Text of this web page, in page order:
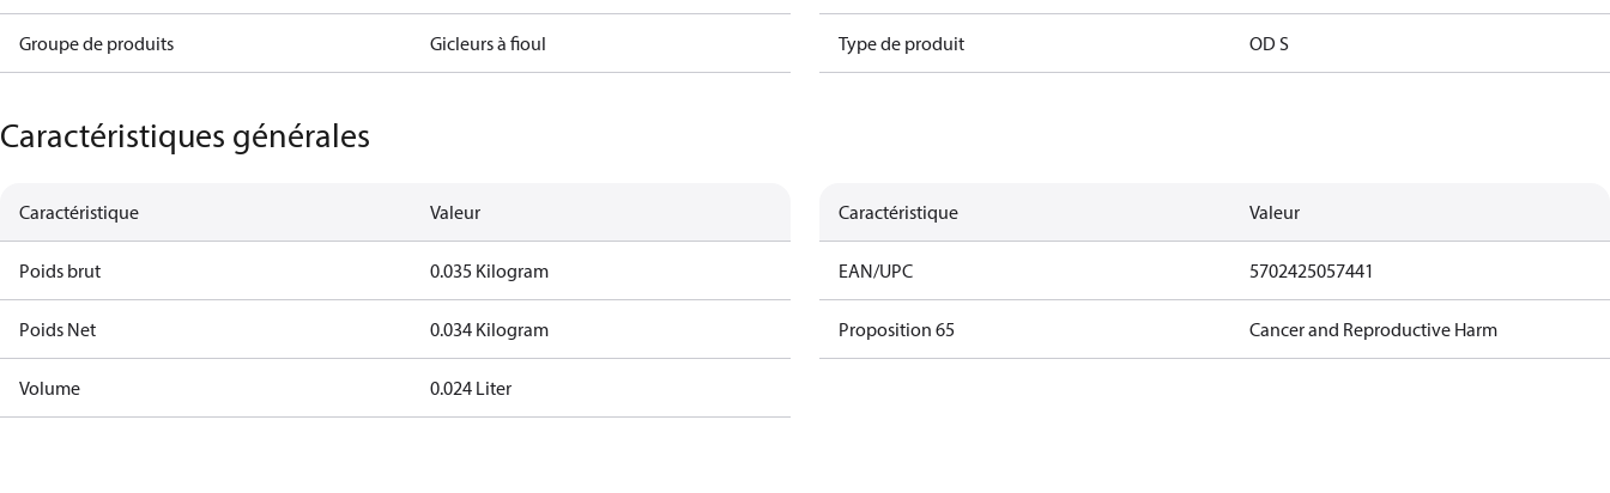
Groupe de produits Gicleurs à fioul Type de produit OD S
Caractéristiques générales
Caractéristique Valeur
Poids brut 0.035 Kilogram
Poids Net 0.034 Kilogram
Volume 0.024 Liter
Caractéristique Valeur
EAN/UPC 5702425057441
Proposition 65 Cancer and Reproductive Harm